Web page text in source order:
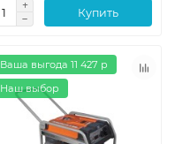
Купить
Ваша выгода 11 427 р
Наш выбор